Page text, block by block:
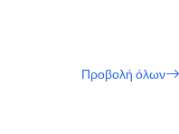
Προβολή όλων